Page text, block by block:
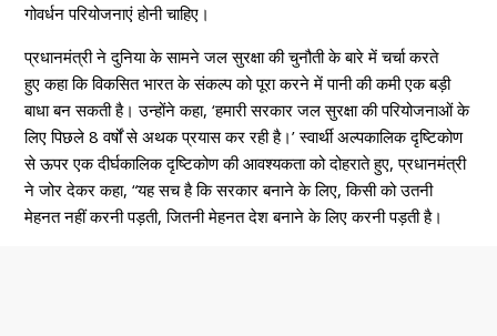
गोवर्धन परियोजनाएं होनी चाहिए।
प्रधानमंत्री ने दुनिया के सामने जल सुरक्षा की चुनौती के बारे में चर्चा करते
हुए कहा कि विकसित भारत के संकल्प को पूरा करने में पानी की कमी एक बड़ी
बाधा बन सकती है। उन्होंने कहा, ‘हमारी सरकार जल सुरक्षा की परियोजनाओं के
लिए पिछले 8 वर्षों से अथक प्रयास कर रही है।’ स्वार्थी अल्पकालिक दृष्टिकोण
से ऊपर एक दीर्घकालिक दृष्टिकोण की आवश्यकता को दोहराते हुए, प्रधानमंत्री
ने जोर देकर कहा, “यह सच है कि सरकार बनाने के लिए, किसी को उतनी
मेहनत नहीं करनी पड़ती, जितनी मेहनत देश बनाने के लिए करनी पड़ती है।